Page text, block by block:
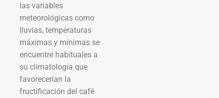
las variables
meteorológicas como
lluvias, temperaturas
máximas y mínimas se
encuentre habituales a
su climatología que
favorecerían la
fructificación del café